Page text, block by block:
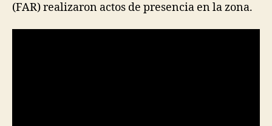
(FAR) realizaron actos de presencia en la zona.